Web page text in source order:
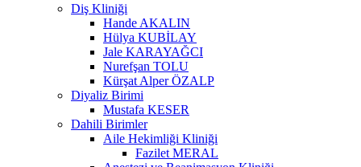
Diş Kliniği
Hande AKALIN
Hülya KUBİLAY
Jale KARAYAĞCI
Nurefşan TOLU
Kürşat Alper ÖZALP
Diyaliz Birimi
Mustafa KESER
Dahili Birimler
Aile Hekimliği Kliniği
Fazilet MERAL